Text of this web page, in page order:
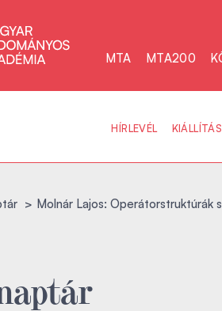
MTA MTA200
HÍRLEVÉL
Molnár Lajos: Operátorstruktúrák